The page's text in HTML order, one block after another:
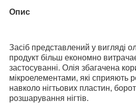
Опис
Засіб представлений у вигляді
продукт більш економно
застосуванні. Олія збагачена
мікроелементами, які сприяють
навколо нігтьових пластин,
розшарування нігтів.